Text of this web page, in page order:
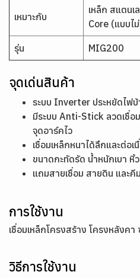
เหมาะกับ
เหล็ก สแตน
Core (แบบไ
รุ่น MIG200
จุดเด่นสินค้า
ระบบ Inverter ประหยัดไฟบ้
มีระบบ Anti-Stick ลวดเชื่
จุดอาร์คไว
เชื่อมเหล็กหนาได้ลึกและต่อ
ขนาดกะทัดรัด น้ำหนักเบา หิ้
แถมสายเชื่อม สายดิน และ
การใช้งาน
เชื่อมเหล็กโครงสร้าง โครงหลังคา
วิธีการใช้งาน